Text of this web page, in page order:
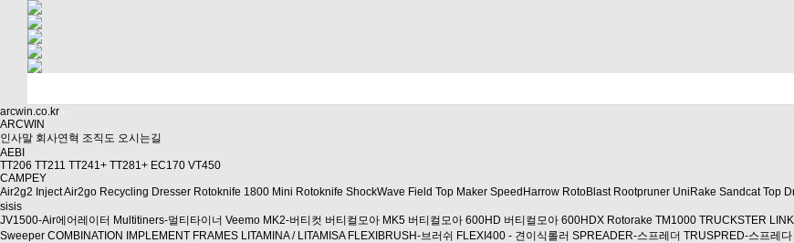
arcwin.co.kr
ARCWIN
인사말 회사연혁 조직도 오시는길
AEBI
TT206 TT211 TT241+ TT281+ EC170 VT450
CAMPEY
Air2g2 InjectAir2go Recycling Dresser Rotoknife 1800 Mini Rotoknife ShockWave Field Top Maker SpeedHarrow RotoBlast Rootpruner UniRake Sandcat Top
sisis
JV1500-Air에어레이터 Multitiners-멀티타이너 Veemo MK2-버티컷 버티컬모아 MK5 버티컬모아 600HD 버티컬모아 600HDX Rotorake TM1000 TRUCKSTER
Sweeper COMBINATION IMPLEMENT FRAMES LITAMINA / LITAMISA FLEXIBRUSH-브러쉬 FLEXI400 - 견이식롤러 SPREADER-스프레더 TRUSPRED-스프레다